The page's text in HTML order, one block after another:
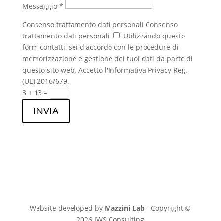
Messaggio *
Consenso trattamento dati personali Consenso
trattamento dati personali
Utilizzando questo
form contatti, sei d'accordo con le procedure di
memorizzazione e gestione dei tuoi dati da parte di
questo sito web. Accetto l'Informativa Privacy Reg.
(UE) 2016/679.
3 + 13 =
INVIA
Website developed by Mazzini Lab - Copyright ©